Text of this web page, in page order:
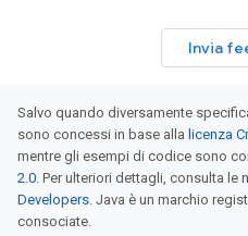
Invia
Salvo quando diversamente
sono concessi in base alla licenza
mentre gli esempi di codice sono
2.0. Per ulteriori dettagli, consulta le
Developers. Java è un marchio
consociate.